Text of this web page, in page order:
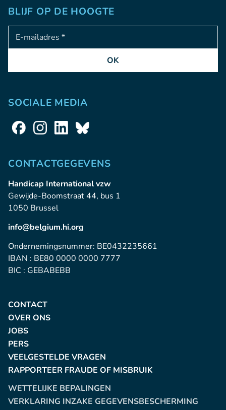
BLIJF OP DE HOOGTE
Adresse e-mail
OK
SOCIALE MEDIA
CONTACTGEGEVENS
Handicap International vzw
Gewijde-Boomstraat 44, bus 1
1050 Brussel
info@belgium.hi.org
Ondernemingsnummer: BE0432235661
IBAN : BE80 0000 0000 7777
BIC : GEBABEBB
CONTACT
OVER ONS
JOBS
PERS
VEELGESTELDE VRAGEN
RAPPORTEER FRAUDE OF MISBRUIK
WETTELIJKE BEPALINGEN
VERKLARING INZAKE GEGEVENSBESCHERMING